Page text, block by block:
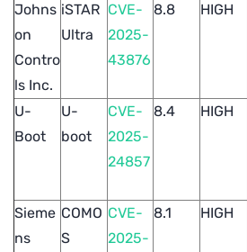
Johns
on
Contro
ls Inc.
iSTAR
Ultra
CVE-
2025-
43876
8.8 HIGH
U-
Boot
U-
boot
CVE-
2025-
24857
8.4 HIGH
Sieme
ns
COMO
S
CVE-
2025-
8.1 HIGH